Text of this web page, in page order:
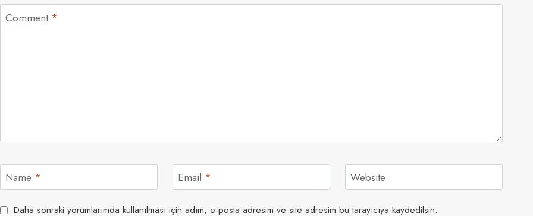
Comment *
Name * Email * Website
Daha sonraki yorumlarımda kullanılması için adım, e-posta adresim ve site adresim bu tarayıcıya kaydedilsin.